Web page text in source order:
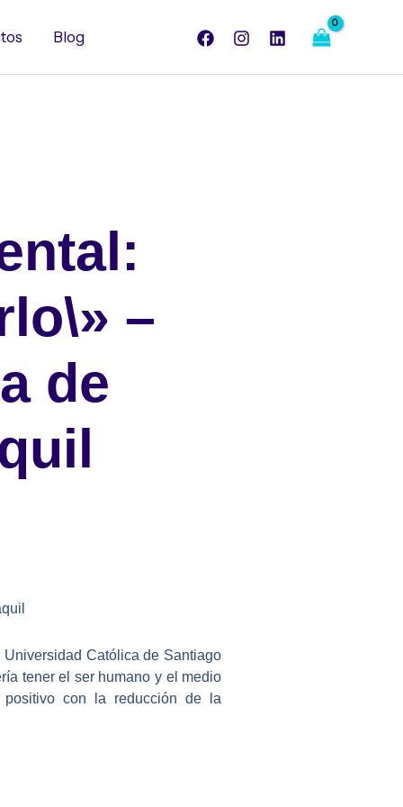
Blog
–
de
Católica de Santiago
tener el ser humano y el medio
positivo con la reducción de la